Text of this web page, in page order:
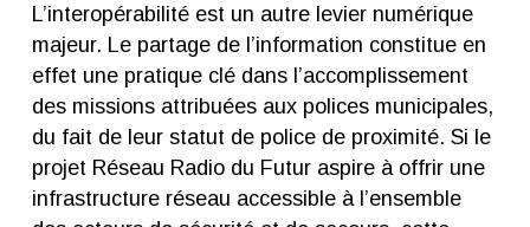
L’interopérabilité est un autre levier numérique
majeur. Le partage de l’information constitue en
effet une pratique clé dans l’accomplissement
des missions attribuées aux polices municipales,
du fait de leur statut de police de proximité. Si le
projet Réseau Radio du Futur aspire à offrir une
infrastructure réseau accessible à l’ensemble